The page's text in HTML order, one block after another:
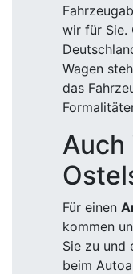
wir für Sie.
Wagen
das
Auch
Für einen
kommen
Sie zu und
beim